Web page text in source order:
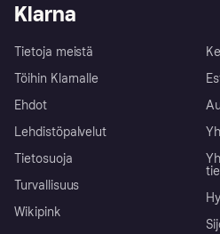
Klarna
Tietoja meistä
Töihin Klarnalle
Ehdot
Lehdistöpalvelut
Tietosuoja
Turvallisuus
Wikipink